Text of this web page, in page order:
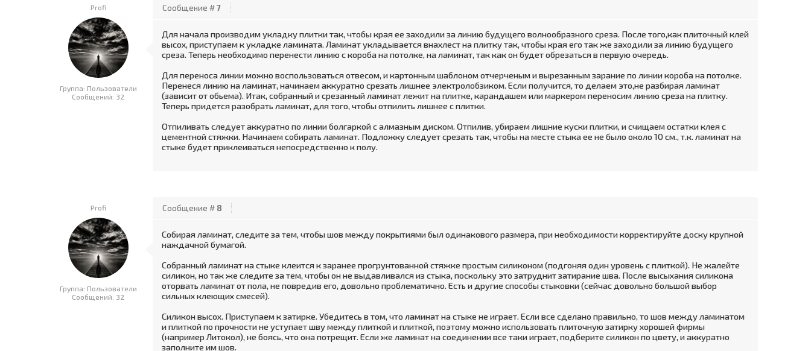
Profi
Группа: Пользователи
Сообщений: 32
Сообщение #7
Для начала производим укладку плитки так, чтобы края ее заходили за линию будущего волнообразного среза. После того,как плиточный клей
высох, приступаем к укладке ламината. Ламинат укладывается внахлест на плитку так, чтобы края его так же заходили за линию будущего
среза. Теперь необходимо перенести линию с короба на потолке, на ламинат, так как он будет обрезаться в первую очередь.
Для переноса линии можно воспользоваться отвесом, и картонным шаблоном отчерченым и вырезанным зарание по линии короба на потолке.
Перенеся линию на ламинат, начинаем аккуратно срезать лишнее электролобзиком. Если получится, то делаем это,не разбирая ламинат
(зависит от обьема). Итак, собранный и срезанный ламинат лежит на плитке, карандашем или маркером переносим линию среза на плитку.
Теперь придется разобрать ламинат, для того, чтобы отпилить лишнее с плитки.
Отпиливать следует аккуратно по линии болгаркой с алмазным диском. Отпилив, убираем лишние куски плитки, и счищаем остатки клея с
цементной стяжки. Начинаем собирать ламинат. Подложку следует срезать так, чтобы на месте стыка ее не было около 10 см., т.к. ламинат на
стыке будет приклеиваться непосредственно к полу.
Profi
Группа: Пользователи
Сообщений: 32
Сообщение # 8
Собирая ламинат, следите за тем, чтобы шов между покрытиями был одинакового размера, при необходимости корректируйте доску крупной
наждачной бумагой.
Собранный ламинат на стыке клеится к заранее прогрунтованной стяжке простым силиконом (подгоняя один уровень с плиткой). Не жалейте
силикон, но так же следите за тем, чтобы он не выдавливался из стыка, поскольку это затруднит затирание шва. После высыхания силикона
оторвать ламинат от пола, не повредив его, довольно проблематично. Есть и другие способы стыковки (сейчас довольно большой выбор
сильных клеющих смесей).
Силикон высох. Приступаем к затирке. Убедитесь в том, что ламинат на стыке не играет. Если все сделано правильно, то шов между ламинатом
и плиткой по прочности не уступает шву между плиткой и плиткой, поэтому можно использовать плиточную затирку хорошей фирмы
(например Литокол), не боясь, что она потрещит. Если же ламинат на соединении все таки играет, подберите силикон по цвету, и аккуратно
заполните им шов.